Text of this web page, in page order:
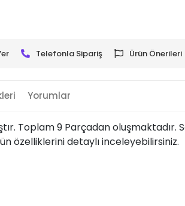
Telefonla Sipariş Ürün Önerileri
Yorumlar
Toplam 9 Parçadan oluşmaktadır.
özelliklerini detaylı inceleyebilirsiniz.